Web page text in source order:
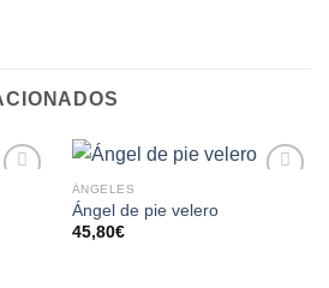
ÁNGELES
Ángel de pie velero
45,80€